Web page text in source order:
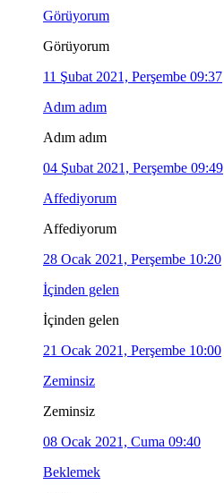
Görüyorum
Görüyorum
11 Şubat 2021, Perşembe 09:37
Adım adım
Adım adım
04 Şubat 2021, Perşembe 09:49
Affediyorum
Affediyorum
28 Ocak 2021, Perşembe 10:20
İçinden gelen
İçinden gelen
21 Ocak 2021, Perşembe 10:00
Zeminsiz
Zeminsiz
08 Ocak 2021, Cuma 09:40
Beklemek